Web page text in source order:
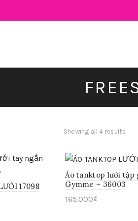
Showing all 4 results
17098
Áo tanktop lưới tập
Gymme – 36003
165.000₫